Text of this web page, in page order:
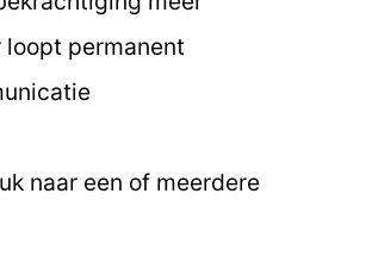
loopt permanent
naar een of meerdere